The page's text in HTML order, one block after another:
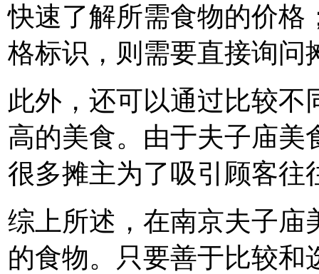
快速了解所需食物的价格
格标识，则需要直接询问
此外，还可以通过比较
高的美食。由于夫子庙美
很多摊主为了吸引顾客往
综上所述，在南京夫子庙
的食物。只要善于比较和